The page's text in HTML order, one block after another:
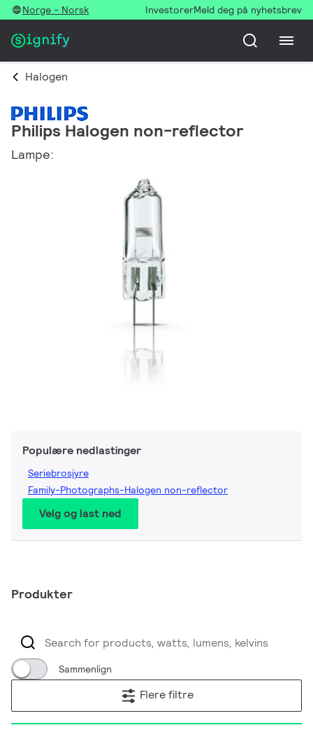
Norge - Norsk InvestorerMeld deg på nyhetsbrev
Halogen
Philips Halogen non-reflector
Lampe:
Populære nedlastinger
Seriebrosjyre
Family-Photographs-Halogen non-reflector
Velg og last ned
Produkter
Sammenlign
Flere filtre